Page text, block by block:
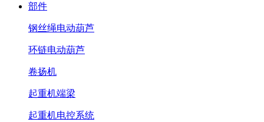
部件
钢丝绳电动葫芦
环链电动葫芦
卷扬机
起重机端梁
起重机电控系统